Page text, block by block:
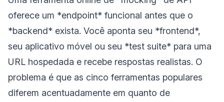
oferece um *endpoint* funcional antes que o
*backend* exista. Você aponta seu *frontend*,
seu aplicativo móvel ou seu *test suite* para uma
URL hospedada e recebe respostas realistas. O
problema é que as cinco ferramentas populares
diferem acentuadamente em quanto de